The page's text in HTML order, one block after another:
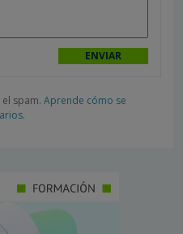
spam. Aprende cómo se